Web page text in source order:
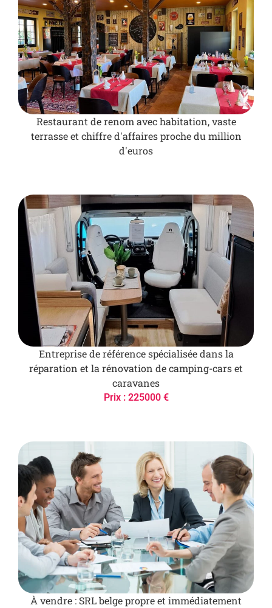
Restaurant de renom avec habitation, vaste
terrasse et chiffre d'affaires proche du million
d'euros
Entreprise de référence spécialisée dans la
réparation et la rénovation de camping-cars et
caravanes
Prix : 225000 €
À vendre : SRL belge propre et immédiatement